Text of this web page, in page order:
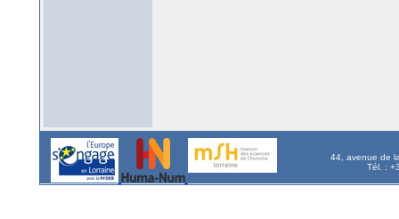
44, avenue de
Tél. :